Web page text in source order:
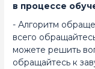
в процессе
- Алгоритм
всего
можете решить
обращайтесь к